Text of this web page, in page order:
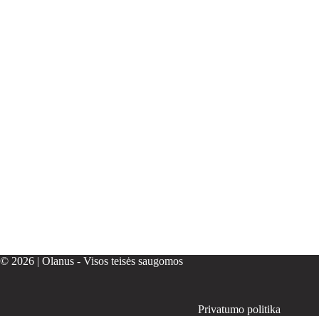
© 2026 | Olanus - Visos teisės saugomos
Privatumo politika